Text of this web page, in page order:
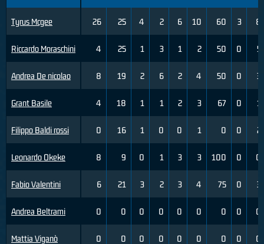
Tyrus Mcgee
Riccardo Moraschini
Andrea De nicolao
Grant Basile
Filippo Baldi rossi
Leonardo Okeke
Fabio Valentini
Andrea Beltrami
Mattia Viganò
26 25 4 2 6 10 60 3 8
4 25 1 3 1 2 50 0 5
8 19 2 6 2 4 50 0 3
4 18 1 1 2 3 67 0 1
0 16 1 0 0 1 0 0 2
8 9 0 1 3 3 100 0 0
6 21 3 2 3 4 75 0 3
0 0 0 0 0 0 0 0 0
0 0 0 0 0 0 0 0 0